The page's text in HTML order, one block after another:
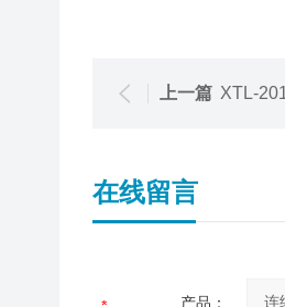
上一篇 XTL-
在线留言
产品：